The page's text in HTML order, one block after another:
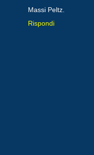
Massi Peltz.
Rispondi